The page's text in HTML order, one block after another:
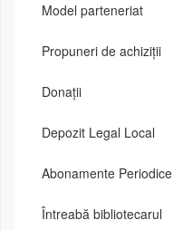
Model parteneriat
Propuneri de achiziții
Donații
Depozit Legal Local
Abonamente Periodice
Întreabă bibliotecarul